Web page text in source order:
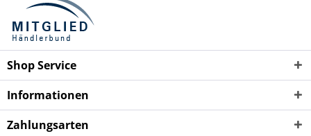
Shop Service
Informationen
Zahlungsarten